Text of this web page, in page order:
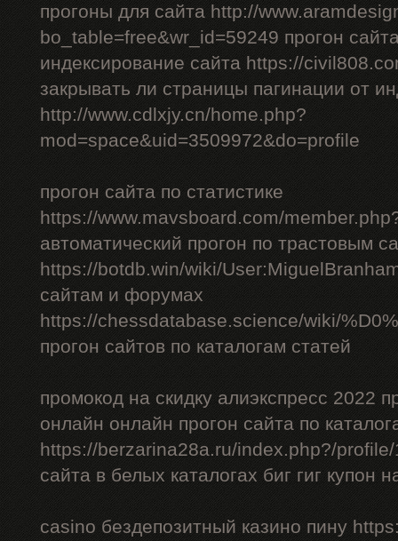
прогоны для сайта http://
bo_table=free&wr_id=59249 прогон
индексирование сайта https://
закрывать ли страницы пагинации от
http://www.cdlxjy.cn/home.php?
mod=space&uid=3509972&do=profile
прогон сайта по статистике
https://www.mavsboard.com/
автоматический прогон по трастовым
https://botdb.win/wiki/
сайтам и форумах
https://chessdatabase.science/wiki/
прогон сайтов по каталогам статей
промокод на скидку алиэкспресс 2022
онлайн онлайн прогон сайта по
https://berzarina28a.ru/index.php?/
сайта в белых каталогах биг гиг купон
casino бездепозитный казино пину